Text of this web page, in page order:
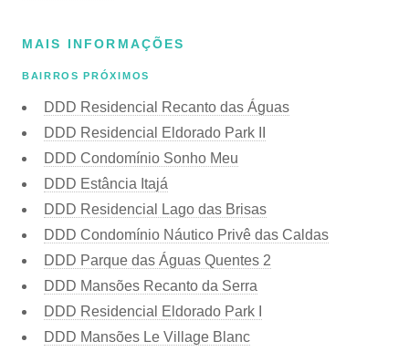
MAIS INFORMAÇÕES
BAIRROS PRÓXIMOS
DDD Residencial Recanto das Águas
DDD Residencial Eldorado Park II
DDD Condomínio Sonho Meu
DDD Estância Itajá
DDD Residencial Lago das Brisas
DDD Condomínio Náutico Privê das Caldas
DDD Parque das Águas Quentes 2
DDD Mansões Recanto da Serra
DDD Residencial Eldorado Park I
DDD Mansões Le Village Blanc